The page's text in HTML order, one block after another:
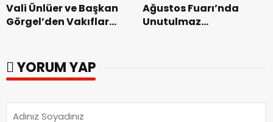
Vali Ünlüer ve Başkan
Görgel’den Vakıflar
Ağustos Fuarı’nda
Unutulmaz
YORUM YAP